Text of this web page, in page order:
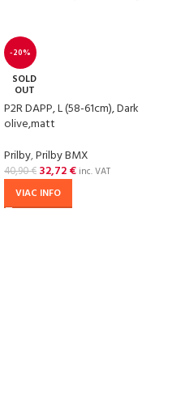
-20%
SOLD
OUT
P2R DAPP, L (58-61cm), Dark
olive,matt
Prilby,Prilby BMX
40,90€ 32,72€ inc. VAT
VIAC INFO